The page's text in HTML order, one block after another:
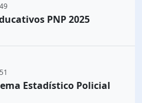
PNP 2025
Estadístico Policial